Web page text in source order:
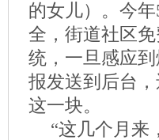
的女儿）。今
全，街道社区
统，一旦感应
报发送到后台
这一块。
“这几个月来